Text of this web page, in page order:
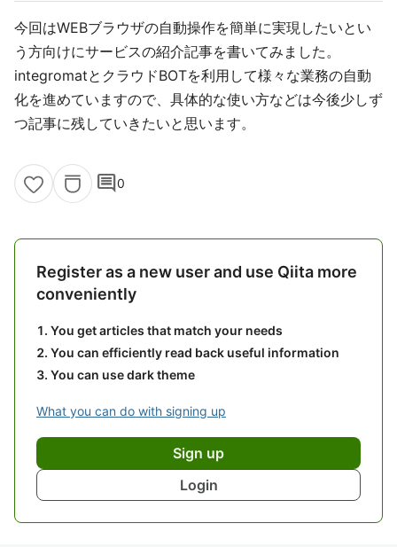
今回はWEBブラウザの自動操作を簡単に実現したいとい
う方向けにサービスの紹介記事を書いてみました。
integromatとクラウドBOTを利用して様々な業務の自動
化を進めていますので、具体的な使い方などは今後少しず
つ記事に残していきたいと思います。
comment0
Register as a new user and use Qiita more
conveniently
You get articles that match your needs
You can efficiently read back useful information
You can use dark theme
What you can do with signing up
Sign up
Login